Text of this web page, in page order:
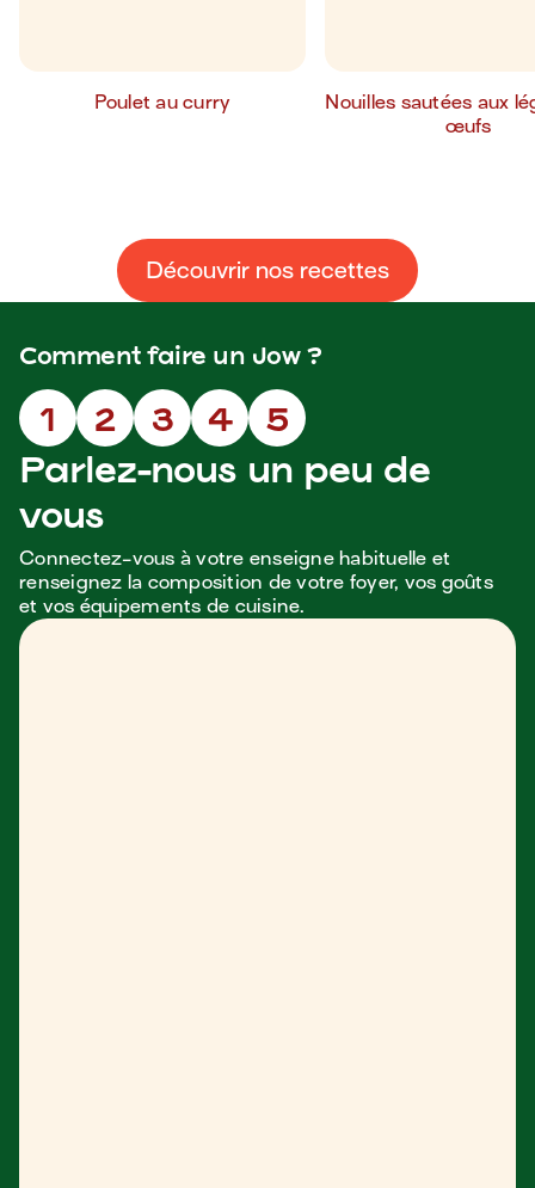
Poulet au curry
Nouilles sautées aux
œufs
Découvrir nos recettes
Comment faire un Jow ?
1 2 3 4 5
Parlez-nous un peu de
vous
Connectez-vous à votre enseigne habituelle et
renseignez la composition de votre foyer, vos goûts
et vos équipements de cuisine.